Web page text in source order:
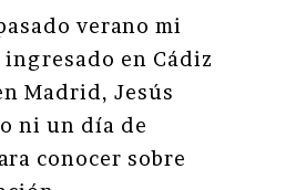
verano mi
en Cádiz
Madrid, Jesús
ni un día de
conocer sobre